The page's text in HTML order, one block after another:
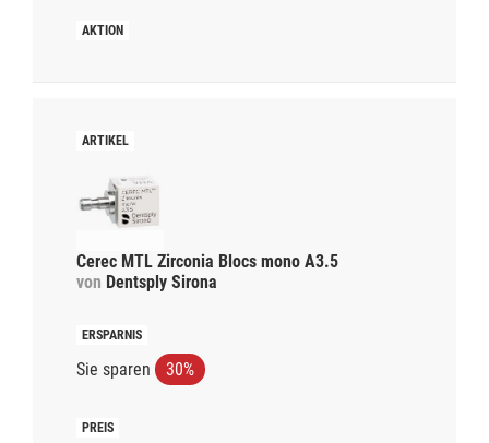
Cerec MTL Zirconia Blocs mono A3.5
von Dentsply Sirona
Sie sparen 30%